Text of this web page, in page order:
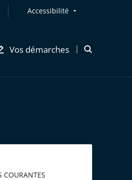
Accessibilité
Vos démarches
Ouvrir
COURANTES